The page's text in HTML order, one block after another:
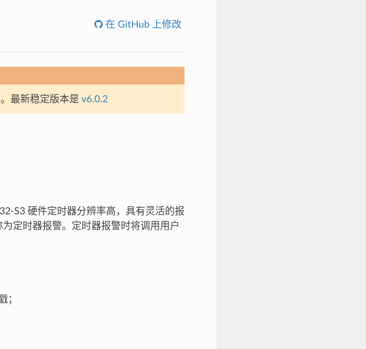
在 GitHub 上修改
最新稳定版本是 v6.0.2
S3 硬件定时器分辨率高，具有灵活的报
定时器报警。定时器报警时将调用用户
；